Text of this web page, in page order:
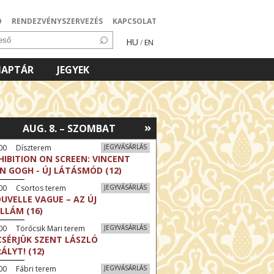
RENDEZVÉNYSZERVEZÉS KAPCSOLAT
HU / EN
JEGYEK
»
AUG. 8. – SZOMBAT
JEGYVÁSÁRLÁS
Díszterem
ON SCREEN: VINCENT
GOGH - ÚJ LÁTÁSMÓD (12)
JEGYVÁSÁRLÁS
Csortos terem
VAGUE – AZ ÚJ
(16)
JEGYVÁSÁRLÁS
Törőcsik Mari terem
SZENT LÁSZLÓ
(12)
JEGYVÁSÁRLÁS
Fábri terem